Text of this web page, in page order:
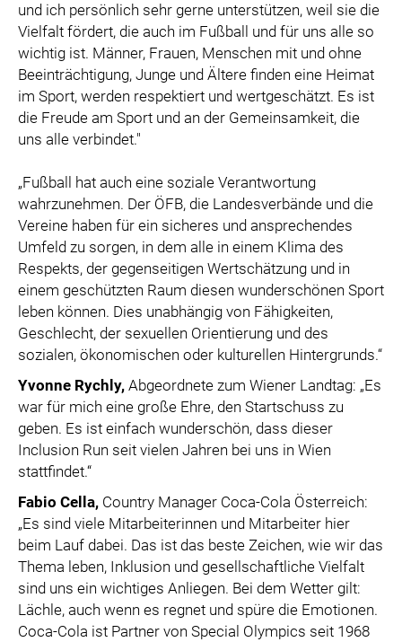
und ich persönlich sehr gerne unterstützen, weil sie die
Vielfalt fördert, die auch im Fußball und für uns alle so
wichtig ist. Männer, Frauen, Menschen mit und ohne
Beeinträchtigung, Junge und Ältere finden eine Heimat
im Sport, werden respektiert und wertgeschätzt. Es ist
die Freude am Sport und an der Gemeinsamkeit, die
uns alle verbindet."
„Fußball hat auch eine soziale Verantwortung
wahrzunehmen. Der ÖFB, die Landesverbände und die
Vereine haben für ein sicheres und ansprechendes
Umfeld zu sorgen, in dem alle in einem Klima des
Respekts, der gegenseitigen Wertschätzung und in
einem geschützten Raum diesen wunderschönen Sport
leben können. Dies unabhängig von Fähigkeiten,
Geschlecht, der sexuellen Orientierung und des
sozialen, ökonomischen oder kulturellen Hintergrunds.“
Yvonne Rychly, Abgeordnete zum Wiener Landtag: „Es
war für mich eine große Ehre, den Startschuss zu
geben. Es ist einfach wunderschön, dass dieser
Inclusion Run seit vielen Jahren bei uns in Wien
stattfindet.“
Fabio Cella, Country Manager Coca-Cola Österreich:
„Es sind viele Mitarbeiterinnen und Mitarbeiter hier
beim Lauf dabei. Das ist das beste Zeichen, wie wir das
Thema leben, Inklusion und gesellschaftliche Vielfalt
sind uns ein wichtiges Anliegen. Bei dem Wetter gilt:
Lächle, auch wenn es regnet und spüre die Emotionen.
Coca-Cola ist Partner von Special Olympics seit 1968